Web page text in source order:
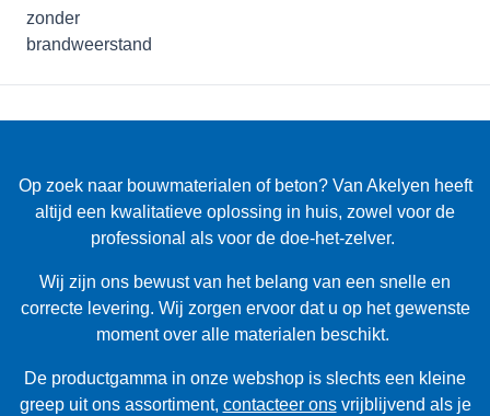
Op zoek naar bouwmaterialen of beton? Van Akelyen heeft
altijd een kwalitatieve oplossing in huis, zowel voor de
professional als voor de doe-het-zelver.
Wij zijn ons bewust van het belang van een snelle en
correcte levering. Wij zorgen ervoor dat u op het gewenste
moment over alle materialen beschikt.
De productgamma in onze webshop is slechts een kleine
greep uit ons assortiment, contacteer onsvrijblijvend als je